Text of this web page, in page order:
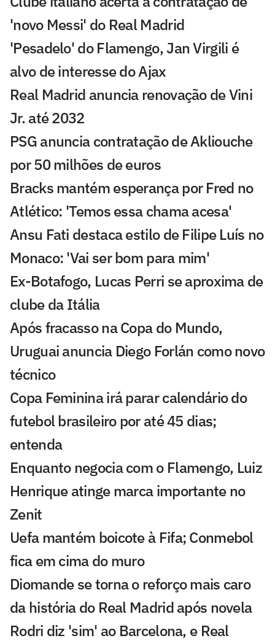
'novo Messi' do Real Madrid
'Pesadelo' do Flamengo, Jan Virgili é
alvo de interesse do Ajax
Real Madrid anuncia renovação de Vini
Jr. até 2032
PSG anuncia contratação de Akliouche
por 50 milhões de euros
Bracks mantém esperança por Fred no
Atlético: 'Temos essa chama acesa'
Ansu Fati destaca estilo de Filipe Luís no
Monaco: 'Vai ser bom para mim'
Ex-Botafogo, Lucas Perri se aproxima de
clube da Itália
Após fracasso na Copa do Mundo,
Uruguai anuncia Diego Forlán como novo
técnico
Copa Feminina irá parar calendário do
futebol brasileiro por até 45 dias;
entenda
Enquanto negocia com o Flamengo, Luiz
Henrique atinge marca importante no
Zenit
Uefa mantém boicote à Fifa; Conmebol
fica em cima do muro
Diomande se torna o reforço mais caro
da história do Real Madrid após novela
Rodri diz 'sim' ao Barcelona, e Real